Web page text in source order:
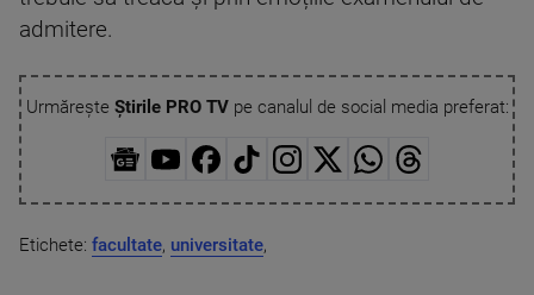
admitere.
Urmărește Știrile PRO TVpe canalul de social media preferat:
Etichete: facultate, universitate,